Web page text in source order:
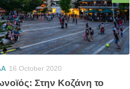
16 October 2020
Στην Κοζάνη το